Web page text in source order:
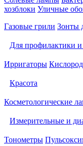
хозблоки Уличные
Газовые грили Зонты
Для профилактики и
Ирригаторы Кислород
Красота
Косметологические
Измерительные и
Тонометры